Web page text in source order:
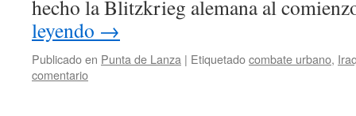
hecho la Blitzkrieg alemana al
leyendo →
Publicado en Punta de Lanza | Etiquetadocombate urbano,
comentario